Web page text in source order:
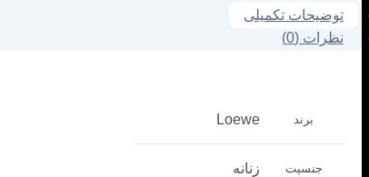
توضیحات تکمیلی
نظرات (0)
برند Loewe
جنسیت زنانه